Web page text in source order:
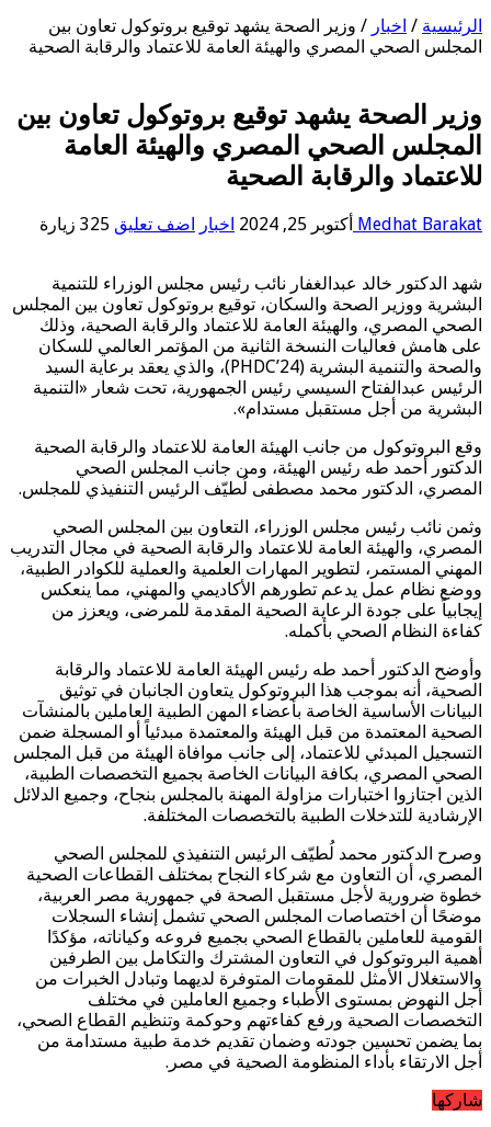
الرئيسية / اخبار / وزير الصحة يشهد توقيع بروتوكول تعاون بين
المجلس الصحي المصري والهيئة العامة للاعتماد والرقابة الصحية
وزير الصحة يشهد توقيع بروتوكول تعاون بين
المجلس الصحي المصري والهيئة العامة
للاعتماد والرقابة الصحية
Medhat Barakat أكتوبر 25, 2024 اخبار اضف تعليق 325 زيارة
شهد الدكتور خالد عبدالغفار نائب رئيس مجلس الوزراء للتنمية
البشرية ووزير الصحة والسكان، توقيع بروتوكول تعاون بين المجلس
الصحي المصري، والهيئة العامة للاعتماد والرقابة الصحية، وذلك
على هامش فعاليات النسخة الثانية من المؤتمر العالمي للسكان
والصحة والتنمية البشرية (PHDC’24)، والذي يعقد برعاية السيد
الرئيس عبدالفتاح السيسي رئيس الجمهورية، تحت شعار «التنمية
البشرية من أجل مستقبل مستدام».
وقع البروتوكول من جانب الهيئة العامة للاعتماد والرقابة الصحية
الدكتور أحمد طه رئيس الهيئة، ومن جانب المجلس الصحي
المصري، الدكتور محمد مصطفى لُطيّف الرئيس التنفيذي للمجلس.
وثمن نائب رئيس مجلس الوزراء، التعاون بين المجلس الصحي
المصري، والهيئة العامة للاعتماد والرقابة الصحية في مجال التدريب
المهني المستمر، لتطوير المهارات العلمية والعملية للكوادر الطبية،
ووضع نظام عمل يدعم تطورهم الأكاديمي والمهني، مما ينعكس
إيجابياً على جودة الرعاية الصحية المقدمة للمرضى، ويعزز من
كفاءة النظام الصحي بأكمله.
وأوضح الدكتور أحمد طه رئيس الهيئة العامة للاعتماد والرقابة
الصحية، أنه بموجب هذا البروتوكول يتعاون الجانبان في توثيق
البيانات الأساسية الخاصة بأعضاء المهن الطبية العاملين بالمنشآت
الصحية المعتمدة من قبل الهيئة والمعتمدة مبدئياً أو المسجلة ضمن
التسجيل المبدئي للاعتماد، إلى جانب موافاة الهيئة من قبل المجلس
الصحي المصري، بكافة البيانات الخاصة بجميع التخصصات الطبية،
الذين اجتازوا اختبارات مزاولة المهنة بالمجلس بنجاح، وجميع الدلائل
الإرشادية للتدخلات الطبية بالتخصصات المختلفة.
وصرح الدكتور محمد لُطيّف الرئيس التنفيذي للمجلس الصحي
المصري، أن التعاون مع شركاء النجاح بمختلف القطاعات الصحية
خطوة ضرورية لأجل مستقبل الصحة في جمهورية مصر العربية،
موضحًا أن اختصاصات المجلس الصحي تشمل إنشاء السجلات
القومية للعاملين بالقطاع الصحي بجميع فروعه وكياناته، مؤكدًا
أهمية البروتوكول في التعاون المشترك والتكامل بين الطرفين
والاستغلال الأمثل للمقومات المتوفرة لديهما وتبادل الخبرات من
أجل النهوض بمستوى الأطباء وجميع العاملين في مختلف
التخصصات الصحية ورفع كفاءتهم وحوكمة وتنظيم القطاع الصحي،
بما يضمن تحسين جودته وضمان تقديم خدمة طبية مستدامة من
أجل الارتقاء بأداء المنظومة الصحية في مصر.
شاركها